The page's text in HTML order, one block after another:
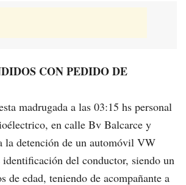
CON PEDIDO DE
madrugada a las 03:15 hs personal
en calle Bv Balcarce y
la detención de un automóvil VW
del conductor, siendo un
de edad, teniendo de acompañante a